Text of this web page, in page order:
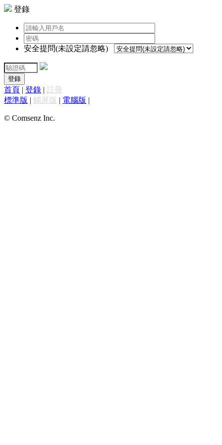
登錄
安全提問(未設定請忽略)
登錄
首頁 | 登錄 | 註冊
標準版 | 觸屏版 | 電腦版 |
© Comsenz Inc.